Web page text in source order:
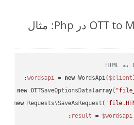
نحوه تبدیل OTT to MOBI در Php: مثال
= new WordsApi(
new OTTSaveOptionsData(array(
new Requests\SaveAsRequest(
= $wordsapi